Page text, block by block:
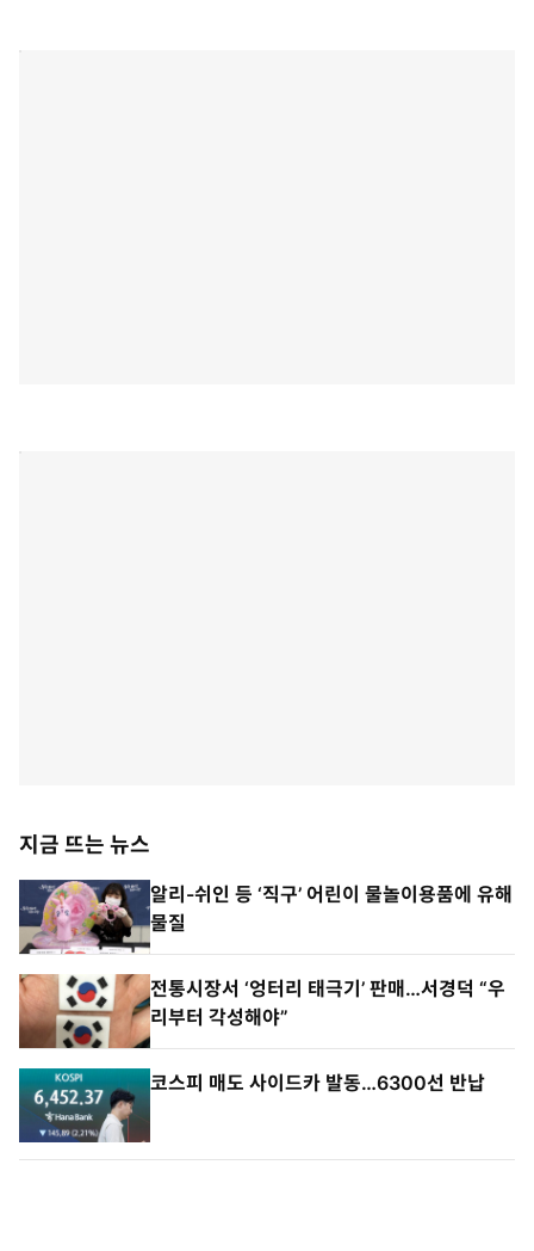
지금 뜨는 뉴스
알리-쉬인 등 ‘직구’ 어린이 물놀이용품에 유해
물질
전통시장서 ‘엉터리 태극기’ 판매…서경덕 “우
리부터 각성해야”
코스피 매도 사이드카 발동…6300선 반납